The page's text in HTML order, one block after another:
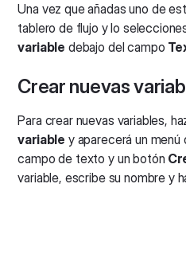
Una vez que añadas uno de
tablero de flujo y lo
variable debajo del campo
Crear nuevas
Para crear nuevas variables,
variable y aparecerá un menú
campo de texto y un botón
variable, escribe su nombre y